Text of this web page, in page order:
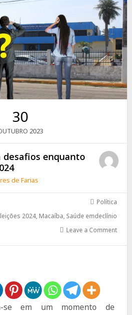
30
2023
enquanto
de Farias
Política
2024, Macaíba, Saúde emdeclínio
Leave a Comment
se em um momento de